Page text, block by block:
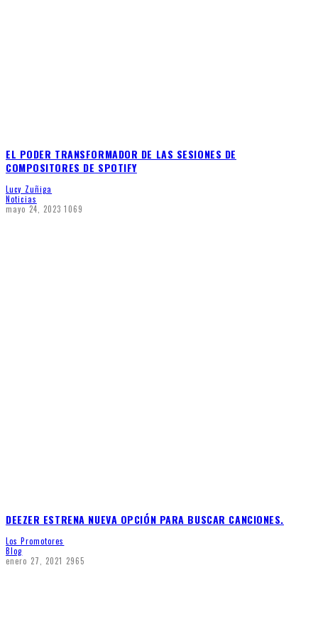
EL PODER TRANSFORMADOR DE LAS SESIONES DE
COMPOSITORES DE SPOTIFY
Lucy Zuñiga
Noticias
mayo 24, 2023 1069
DEEZER ESTRENA NUEVA OPCIÓN PARA BUSCAR CANCIONES.
Los Promotores
Blog
enero 27, 2021 2965